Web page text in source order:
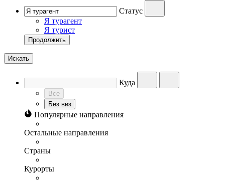
Статус
Я турагент
Я турист
Продолжить
Искать
Куда
Все
Без виз
Популярные направления
Остальные направления
Страны
Курорты